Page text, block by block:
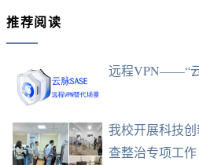
推荐阅读
远程VPN——“
我校开展科技
查整治专项工作